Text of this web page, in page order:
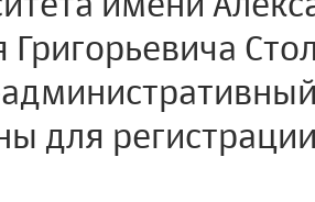
Григорьевича
для